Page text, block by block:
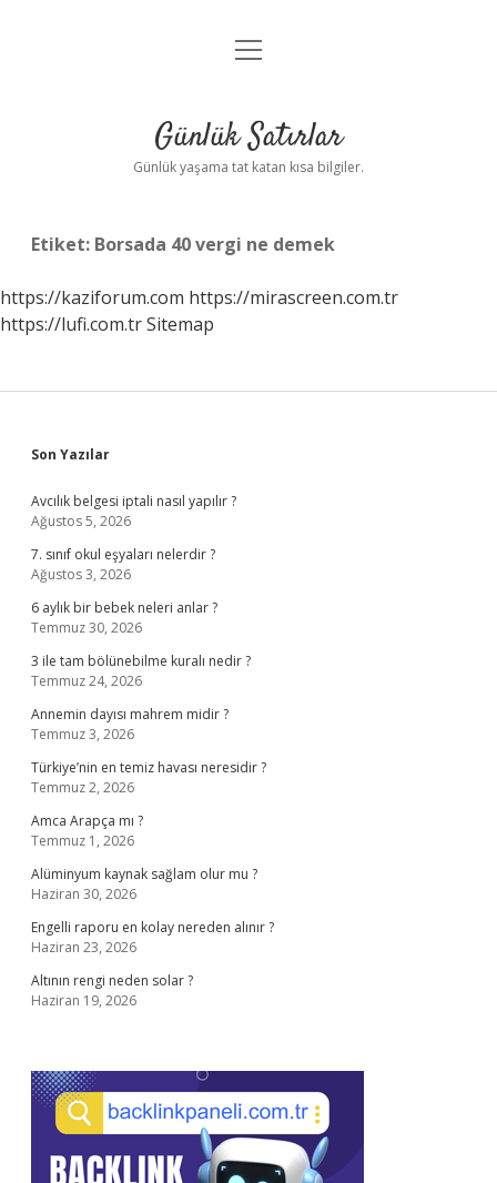
Anasayfa
Yasal Uyarı
menüyü
Günlük Satırlar
Günlük yaşama tat katan kısa bilgiler.
Etiket: Borsada 40 vergi ne demek
https://kaziforum.com https://mirascreen.com.tr
https://lufi.com.trSitemap
Sidebar
Son Yazılar
Avcılık belgesi iptali nasıl yapılır ?
Ağustos 5, 2026
7. sınıf okul eşyaları nelerdir ?
Ağustos 3, 2026
6 aylık bir bebek neleri anlar ?
Temmuz 30, 2026
3 ile tam bölünebilme kuralı nedir ?
Temmuz 24, 2026
Annemin dayısı mahrem midir ?
Temmuz 3, 2026
Türkiye’nin en temiz havası neresidir ?
Temmuz 2, 2026
Amca Arapça mı ?
Temmuz 1, 2026
Alüminyum kaynak sağlam olur mu ?
Haziran 30, 2026
Engelli raporu en kolay nereden alınır ?
Haziran 23, 2026
Altının rengi neden solar ?
Haziran 19, 2026